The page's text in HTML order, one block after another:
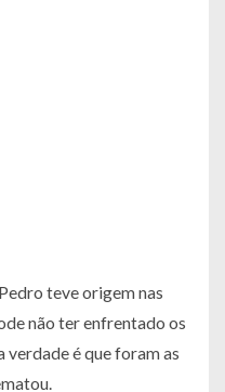
teve origem nas
não ter enfrentado os
verdade é que foram as